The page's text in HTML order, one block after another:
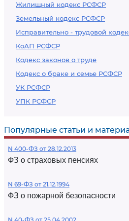
Жилищный кодекс РСФСР
Земельный кодекс РСФСР
Исправительно - трудовой
КоАП РСФСР
Кодекс законов о труде
Кодекс о браке и семье РСФСР
УК РСФСР
УПК РСФСР
Популярные статьи и
N 400-ФЗ от 28.12.2013
ФЗ о страховых пенсиях
N 69-ФЗ от 21.12.1994
ФЗ о пожарной безопасности